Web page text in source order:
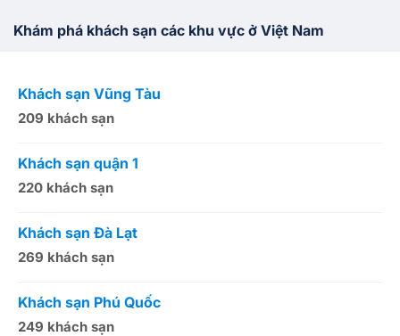
Khám phá khách sạn các khu vực ở Việt Nam
Khách sạn Vũng Tàu
209 khách sạn
Khách sạn quận 1
220 khách sạn
Khách sạn Đà Lạt
269 khách sạn
Khách sạn Phú Quốc
249 khách sạn